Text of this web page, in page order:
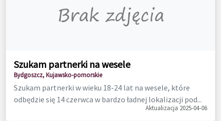
Szukam partnerki na wesele
Bydgoszcz, Kujawsko-pomorskie
Szukam partnerki w wieku 18-24 lat na wesele, które
odbędzie się 14 czerwca w bardzo ładnej lokalizacji pod...
Aktualizacja 2025-04-06